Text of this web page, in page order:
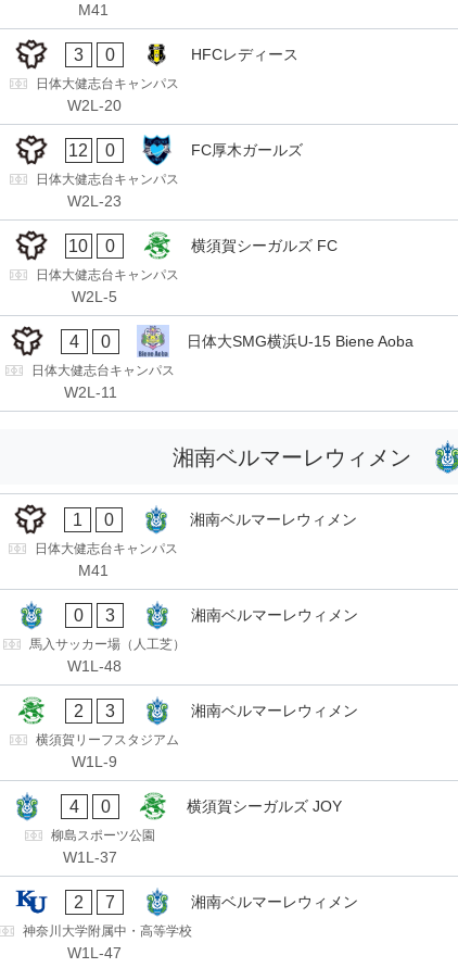
M41
3 0 HFCレディース
日体大健志台キャンパス
W2L-20
12 0 FC厚木ガールズ
日体大健志台キャンパス
W2L-23
10 0 横須賀シーガルズ FC
日体大健志台キャンパス
W2L-5
4 0 日体大SMG横浜U-15 Biene Aoba
日体大健志台キャンパス
W2L-11
湘南ベルマーレウィメン
1 0 湘南ベルマーレウィメン
日体大健志台キャンパス
M41
0 3 湘南ベルマーレウィメン
馬入サッカー場（人工芝）
W1L-48
2 3 湘南ベルマーレウィメン
横須賀リーフスタジアム
W1L-9
4 0 横須賀シーガルズ JOY
柳島スポーツ公園
W1L-37
2 7 湘南ベルマーレウィメン
神奈川大学附属中・高等学校
W1L-47